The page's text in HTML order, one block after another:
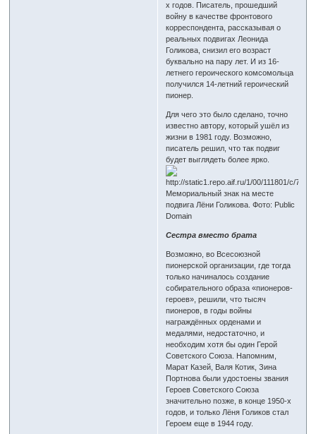
х годов. Писатель, прошедший
войну в качестве фронтового
корреспондента, рассказывая о
реальных подвигах Леонида
Голикова, снизил его возраст
буквально на пару лет. И из 16-
летнего героического комсомольца
получился 14-летний героический
пионер.
Для чего это было сделано, точно
известно автору, который ушёл из
жизни в 1981 году. Возможно,
писатель решил, что так подвиг
будет выглядеть более ярко.
Мемориальный знак на месте
подвига Лёни Голикова. Фото: Public
Domain
Сестра вместо брата
Возможно, во Всесоюзной
пионерской организации, где тогда
только начиналось создание
собирательного образа «пионеров-
героев», решили, что тысяч
пионеров, в годы войны
награждённых орденами и
медалями, недостаточно, и
необходим хотя бы один Герой
Советского Союза. Напомним,
Марат Казей, Валя Котик, Зина
Портнова были удостоены звания
Героев Советского Союза
значительно позже, в конце 1950-х
годов, и только Лёня Голиков стал
Героем еще в 1944 году.